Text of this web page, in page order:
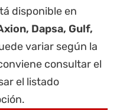
disponible en
Dapsa, Gulf,
variar según la
consultar el
el listado